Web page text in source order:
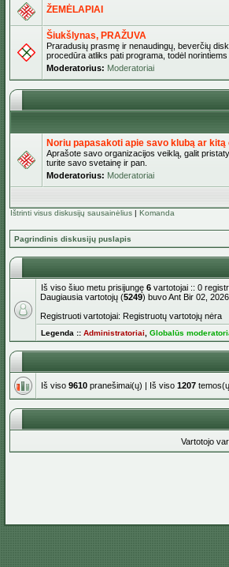
ŽEMĖLAPIAI
Šiukšlynas, PRAŽUVA
Praradusių prasmę ir nenaudingų, beverčių
procedūra atliks pati programa, todėl
Moderatorius: Moderatoriai
Noriu papasakoti apie savo klubą ar kitą
Aprašote savo organizacijos veiklą, galit
turite savo svetainę ir pan.
Moderatorius: Moderatoriai
Ištrinti visus diskusijų sausainėlius | Komanda
Pagrindinis diskusijų puslapis
Iš viso šiuo metu prisijungę 6 vartotojai :: 0
Daugiausia vartotojų (5249) buvo Ant Bir 02,
Registruoti vartotojai: Registruotų vartotojų nėra
Legenda :: Administratoriai Globalūs
Iš viso 9610 pranešimai(ų) | Iš viso 1207
Vartotojo